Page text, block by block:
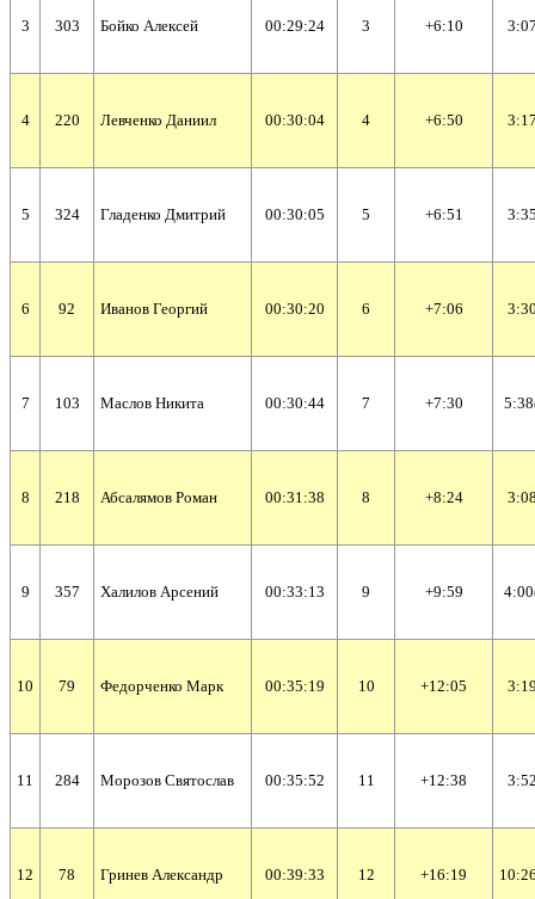
3 303 Бойко Алексей 00:29:24 3 +6:10
4 220 Левченко Даниил 00:30:04 4 +6:50
5 324 Гладенко Дмитрий 00:30:05 5 +6:51
6 92 Иванов Георгий 00:30:20 6 +7:06
7 103 Маслов Никита 00:30:44 7 +7:30
8 218 Абсалямов Роман 00:31:38 8 +8:24
9 357 Халилов Арсений 00:33:13 9 +9:59
10 79 Федорченко Марк 00:35:19 10 +12:05
11 284 Морозов Святослав 00:35:52 11 +12:38
12 78 Гринев Александр 00:39:33 12 +16:19